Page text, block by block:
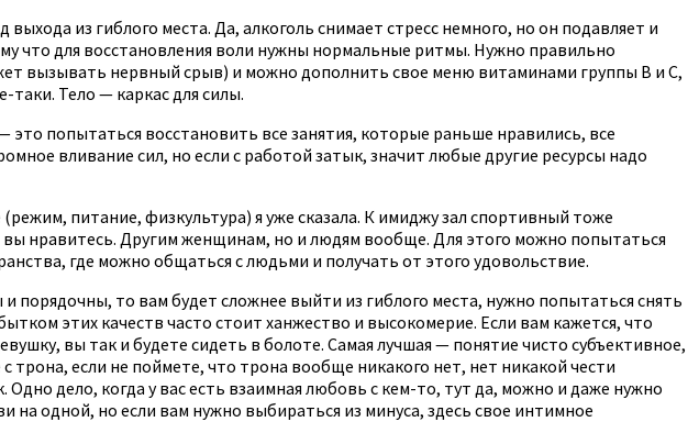
из гиблого места. Да, алкоголь снимает стресс немного, но он подавляет и
что для восстановления воли нужны нормальные ритмы. Нужно правильно
вызывать нервный срыв) и можно дополнить свое меню витаминами группы В и С,
Тело — каркас для силы.
попытаться восстановить все занятия, которые раньше нравились, все
вливание сил, но если с работой затык, значит любые другие ресурсы надо
питание, физкультура) я уже сказала. К имиджу зал спортивный тоже
нравитесь. Другим женщинам, но и людям вообще. Для этого можно попытаться
где можно общаться с людьми и получать от этого удовольствие.
порядочны, то вам будет сложнее выйти из гиблого места, нужно попытаться снять
этих качеств часто стоит ханжество и высокомерие. Если вам кажется, что
вы так и будете сидеть в болоте. Самая лучшая — понятие чисто субъективное,
трона, если не поймете, что трона вообще никакого нет, нет никакой чести
дело, когда у вас есть взаимная любовь с кем-то, тут да, можно и даже нужно
одной, но если вам нужно выбираться из минуса, здесь свое интимное